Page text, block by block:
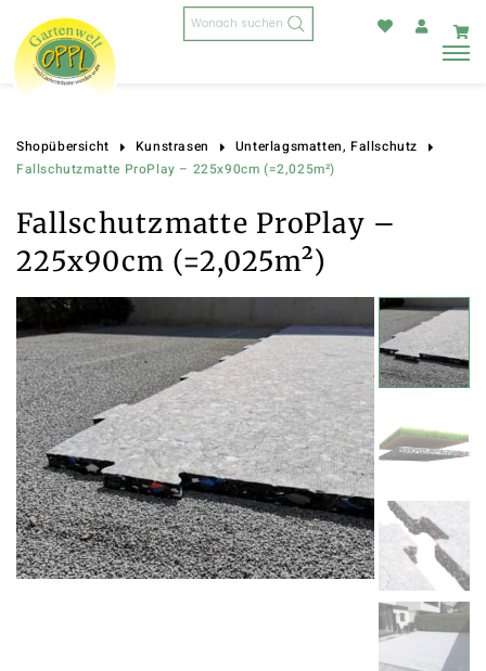
Products
search
Shopübersicht Kunstrasen
Unterlagsmatten, Fallschutz
Fallschutzmatte ProPlay – 225x90cm (=2,025m²)
Fallschutzmatte ProPlay –
225x90cm (=2,025m²)